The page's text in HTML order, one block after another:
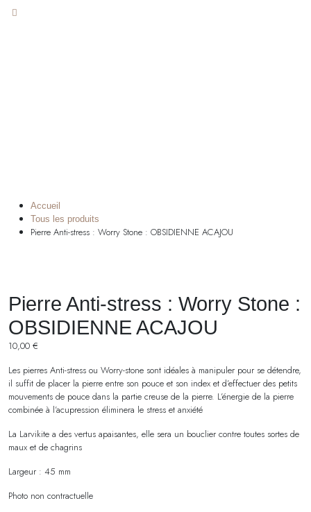
Accueil
Tous les produits
Pierre Anti-stress : Worry Stone : OBSIDIENNE ACAJOU
Pierre Anti-stress : Worry Stone :
OBSIDIENNE ACAJOU
10,00 €
Les pierres Anti-stress ou Worry-stone sont idéales à manipuler pour se détendre,
il suffit de placer la pierre entre son pouce et son index et d’effectuer des petits
mouvements de pouce dans la partie creuse de la pierre. L’énergie de la pierre
combinée à l’acupression éliminera le stress et anxiété
La Larvikite a des vertus apaisantes, elle sera un bouclier contre toutes sortes de
maux et de chagrins
Largeur : 45 mm
Photo non contractuelle